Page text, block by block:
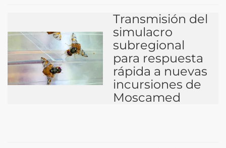
Transmisión del
simulacro
subregional
para respuesta
rápida a nuevas
incursiones de
Moscamed